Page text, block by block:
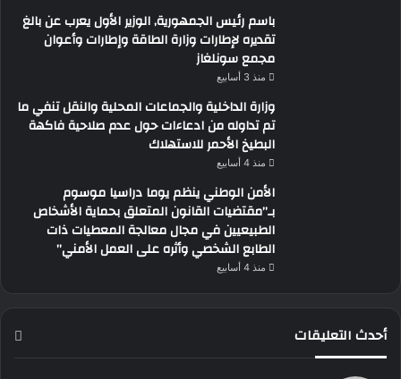
باسم رئيس الجمهورية, الوزير الأول يعرب عن بالغ
تقديره لإطارات وزارة الطاقة وإطارات وأعوان
مجمع سونلغاز
منذ 3 أسابيع
وزارة الداخلية والجماعات المحلية والنقل تنفي ما
تم تداوله من ادعاءات حول عدم صلاحية فاكهة
البطيخ الأحمر للاستهلاك
منذ 4 أسابيع
الأمن الوطني ينظم يوما دراسيا موسوم
بـ”مقتضيات القانون المتعلق بحماية الأشخاص
الطبيعيين في مجال معالجة المعطيات ذات
الطابع الشخصي وأثره على العمل الأمني”
منذ 4 أسابيع
أحدث التعليقات